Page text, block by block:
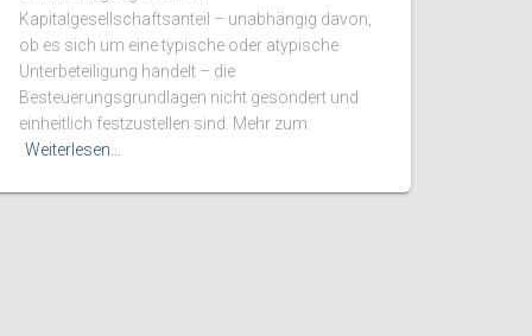
Kapitalgesellschaftsanteil – unabhängig davon,
ob es sich um eine typische oder atypische
Unterbeteiligung handelt – die
Besteuerungsgrundlagen nicht gesondert und
einheitlich festzustellen sind. Mehr zum
Weiterlesen…